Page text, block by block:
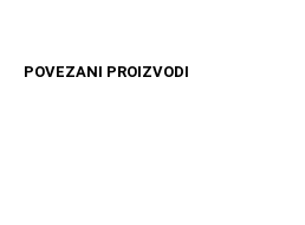
POVEZANI PROIZVODI